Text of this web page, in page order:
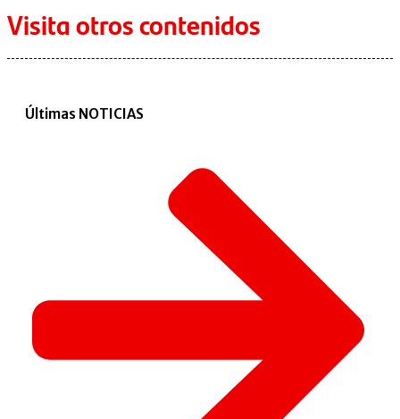
Visita otros contenidos
Últimas NOTICIAS